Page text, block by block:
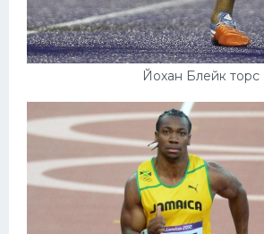
Йохан Блейк торс